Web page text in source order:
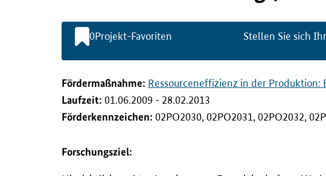
0Projekt-Favoriten Stellen Sie sich
Fördermaßnahme: Ressourceneffizienz in der
Laufzeit: 01.06.2009 - 28.02.2013
Förderkennzeichen: 02PO2030, 02PO2031, 02PO2032,
Forschungsziel: